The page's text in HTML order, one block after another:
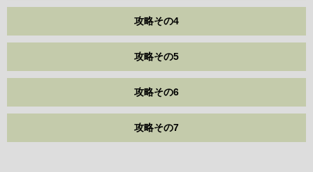
攻略その4
攻略その5
攻略その6
攻略その7